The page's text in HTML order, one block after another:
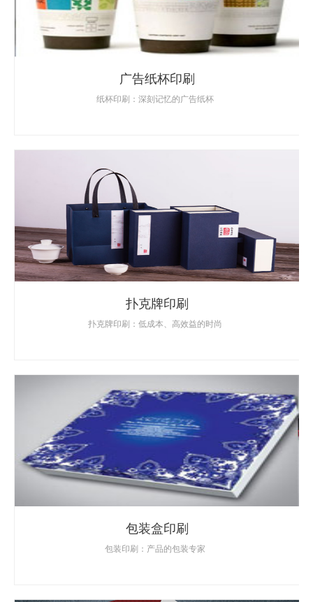
广告纸杯印刷
纸杯印刷：深刻记忆的广告纸杯
扑克牌印刷
扑克牌印刷：低成本、高效益的时尚
包装盒印刷
包装印刷：产品的包装专家